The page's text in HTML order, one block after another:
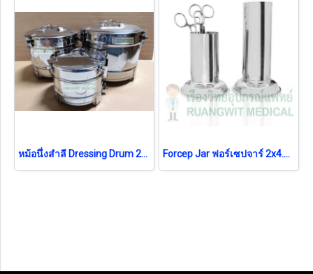
หม้อนึ่งสำลี Dressing Drum 21x16 cm Forcep Jar ฟอร์เซปจาร์ 2x4.5 นิ้ว